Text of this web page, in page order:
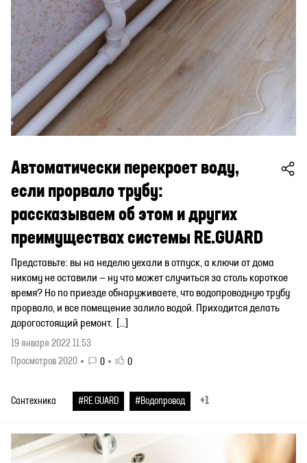
Автоматически перекроет воду,
если прорвало трубу:
рассказываем об этом и других
преимуществах системы RE.GUARD
Представьте: вы на неделю уехали в отпуск, а ключи от дома
никому не оставили — ну что может случиться за столь короткое
время? Но по приезде обнаруживаете, что водопроводную трубу
прорвало, и все помещение залило водой. Приходится делать
дорогостоящий ремонт. […]
19 января 2022 11:53
Просмотров 2020
0 0
Сантехника #RE.GUARD #Водопровод +1